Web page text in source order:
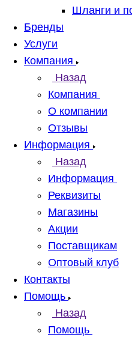
Шланги и
Бренды
Услуги
Компания
Назад
Компания
О компании
Отзывы
Информация
Назад
Информация
Реквизиты
Магазины
Акции
Поставщикам
Оптовый клуб
Контакты
Помощь
Назад
Помощь